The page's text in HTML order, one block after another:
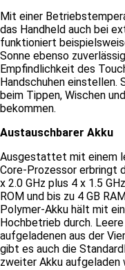
Mit einer
das Handheld auch bei
funktioniert
Sonne ebenso
Empfindlichkeit des
Handschuhen
beim Tippen, Wischen
bekommen.
Austauschbarer Akku
Ausgestattet mit einem
Core-Prozessor erbringt
x 2.0 GHz plus 4 x 1.5
ROM und bis zu 4 GB
Polymer-Akku hält mit
Hochbetrieb durch.
aufgeladenen aus der
gibt es auch die
zweiter Akku aufgeladen